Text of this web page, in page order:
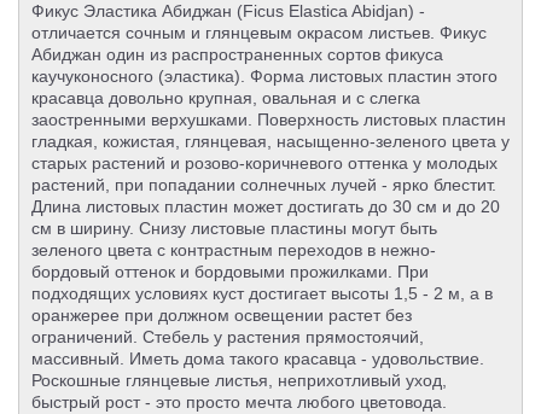
Фикус Эластика Абиджан (Ficus Elastica Abidjan) -
отличается сочным и глянцевым окрасом листьев. Фикус
Абиджан один из распространенных сортов фикуса
каучуконосного (эластика). Форма листовых пластин этого
красавца довольно крупная, овальная и с слегка
заостренными верхушками. Поверхность листовых пластин
гладкая, кожистая, глянцевая, насыщенно-зеленого цвета у
старых растений и розово-коричневого оттенка у молодых
растений, при попадании солнечных лучей - ярко блестит.
Длина листовых пластин может достигать до 30 см и до 20
см в ширину. Снизу листовые пластины могут быть
зеленого цвета с контрастным переходов в нежно-
бордовый оттенок и бордовыми прожилками. При
подходящих условиях куст достигает высоты 1,5 - 2 м, а в
оранжерее при должном освещении растет без
ограничений. Стебель у растения прямостоячий,
массивный. Иметь дома такого красавца - удовольствие.
Роскошные глянцевые листья, неприхотливый уход,
быстрый рост - это просто мечта любого цветовода.